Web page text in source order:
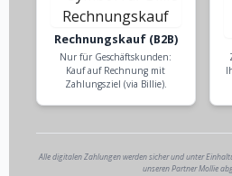
Rechnungskauf (B2B)
Nur für Geschäftskunden:
Kauf auf Rechnung mit
Zahlungsziel (via Billie).
Alle digitalen Zahlungen werden sicher und unter
unseren Partner Mollie